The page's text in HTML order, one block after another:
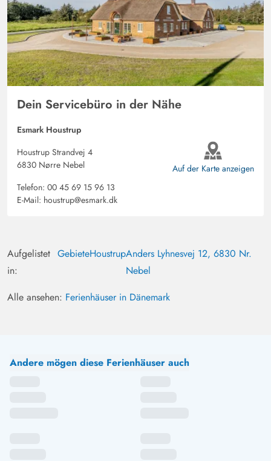
Dein Servicebüro in der Nähe
Esmark Houstrup
Houstrup Strandvej 4
6830 Nørre Nebel
Telefon: 00 45 69 15 96 13
E-Mail: houstrup@esmark.dk
Auf der Karte anzeigen
Aufgelistet
in:
GebieteHoustrupAnders Lyhnesvej 12, 6830 Nr.
Nebel
Alle ansehen: Ferienhäuser in Dänemark
Andere mögen diese Ferienhäuser auch